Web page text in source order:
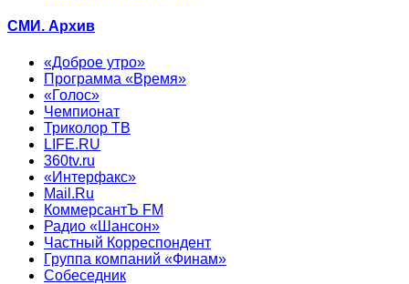
СМИ. Архив
«Доброе утро»
Программа «Время»
«Голос»
Чемпионат
Триколор ТВ
LIFE.RU
360tv.ru
«Интерфакс»
Mail.Ru
КоммерсантЪ FM
Радио «Шансон»
Частный Корреспондент
Группа компаний «Финам»
Собеседник